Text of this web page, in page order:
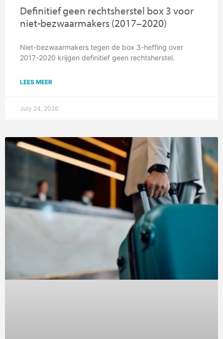
Definitief geen rechtsherstel box 3 voor
niet-bezwaarmakers (2017–2020)
Niet-bezwaarmakers tegen de box 3-heffing over
2017-2020 krijgen definitief geen rechtsherstel.
LEES MEER
July 24, 2026